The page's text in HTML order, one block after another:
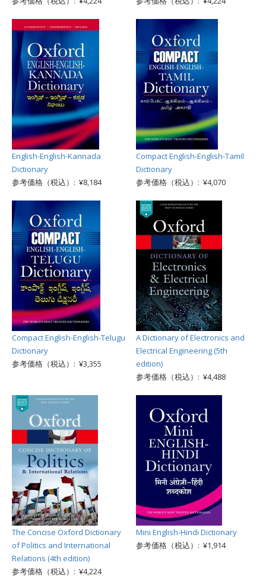
English-English-Kannada
Dictionary
参考価格（税込）: ¥8,184
Compact English-English-Tamil
Dictionary
参考価格（税込）: ¥4,070
Compact English-English-Telugu
Dictionary
参考価格（税込）: ¥3,355
A Dictionary of Electronics and
Electrical Engineering (5th
edition)
参考価格（税込）: ¥4,488
The Concise Oxford Dictionary
of Politics and International
Relations (4th edition)
参考価格（税込）: ¥4,224
Mini English-Hindi Dictionary
参考価格（税込）: ¥1,914